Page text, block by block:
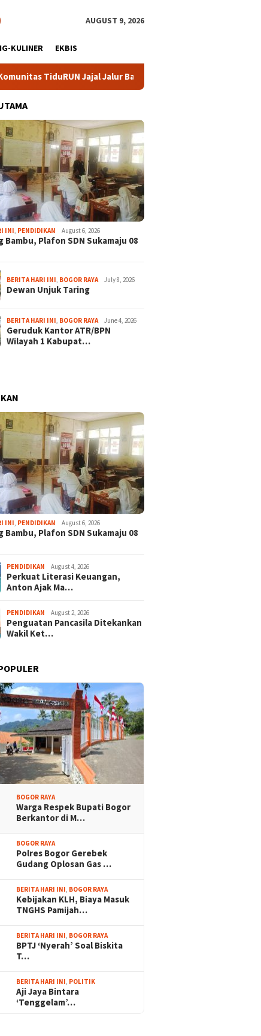
AUGUST 9, 2026
KULINER EKBIS
Jajal Jalur Baru Trekking dan Trail Run
INI PENDIDIKAN August 6, 2026
Bambu, Plafon SDN Sukamaju 08
BERITA HARI INI BOGOR RAYA July 8, 2026
Dewan Unjuk Taring
BERITA HARI INI BOGOR RAYA June 4, 2026
Geruduk Kantor ATR/BPN
Wilayah 1 Kabupat…
INI PENDIDIKAN August 6, 2026
Bambu, Plafon SDN Sukamaju 08
PENDIDIKAN August 4, 2026
Perkuat Literasi Keuangan,
Anton Ajak Ma…
PENDIDIKAN August 2, 2026
Penguatan Pancasila Ditekankan
Wakil Ket…
BOGOR RAYA
Warga Respek Bupati Bogor
Berkantor di M…
BOGOR RAYA
Polres Bogor Gerebek
Gudang Oplosan Gas …
BERITA HARI INI, BOGOR RAYA
Kebijakan KLH, Biaya Masuk
TNGHS Pamijah…
BERITA HARI INI, BOGOR RAYA
BPTJ ‘Nyerah’ Soal Biskita
T…
BERITA HARI INI, POLITIK
Aji Jaya Bintara
‘Tenggelam’…